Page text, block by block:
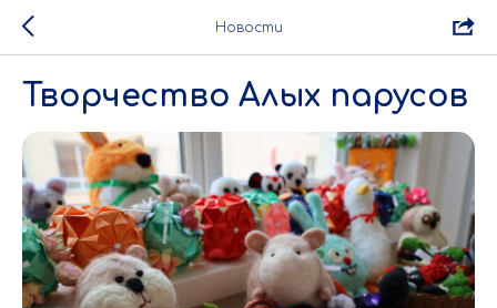
Новости
Творчество Алых парусов